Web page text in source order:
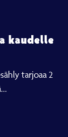
kaudelle
tarjoaa 2